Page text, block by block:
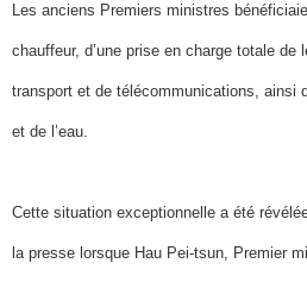
Les anciens Premiers ministres
chauffeur, d’une prise en charge totale de
transport et de télécommunications, ainsi
et de l’eau.
Cette situation exceptionnelle a été
la presse lorsque Hau Pei-tsun, Premier